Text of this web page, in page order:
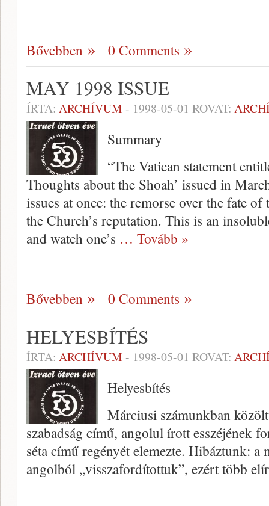
Bővebben 0 Comments
MAY 1998 ISSUE
ÍRTA: ARCHÍVUM - 1998-05-01 ROVAT:
Summary
“The Vatican statement
Thoughts about the Shoah’ issued in
issues at once: the remorse over the fate
the Church’s reputa­tion. This is an
and watch one’s … Tovább »
Bővebben 0 Comments
HELYESBÍTÉS
ÍRTA: ARCHÍVUM - 1998-05-01 ROVAT:
Helyesbítés
Márciusi számunkban
szabadság című, angolul írott esszéjének
séta című regényét elemez­te. Hibáztunk: a
angolból „visszafordítottuk”, ezért több